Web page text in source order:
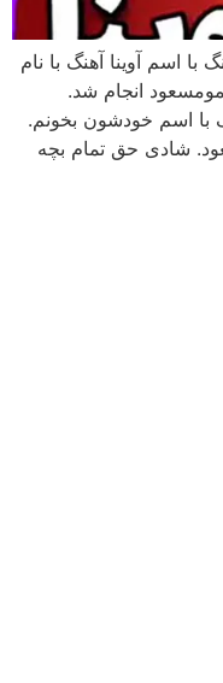
با اسم آوینا آهنگ با نام
انجام شد.
با اسم خودشون بخونم.
شادی حق تمام بچه